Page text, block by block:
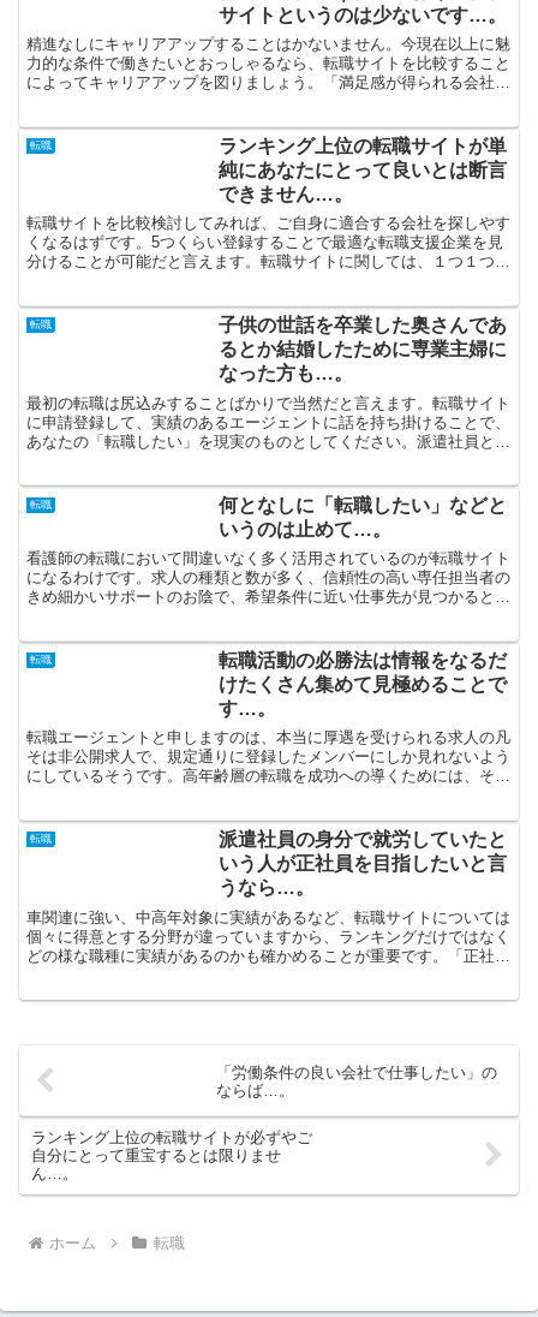
サイトというのは少ないです…。
精進なしにキャリアアップすることはかないません。今現在以上に魅
力的な条件で働きたいとおっしゃるなら、転職サイトを比較すること
によってキャリアアップを図りましょう。「満足感が得られる会社で
転職
ランキング上位の転職サイトが単
純にあなたにとって良いとは断言
できません…。
転職サイトを比較検討してみれば、ご自身に適合する会社を探しやす
くなるはずです。5つくらい登録することで最適な転職支援企業を見
分けることが可能だと言えます。転職サイトに関しては、１つ１つ得
転職
子供の世話を卒業した奥さんであ
るとか結婚したために専業主婦に
なった方も…。
最初の転職は尻込みすることばかりで当然だと言えます。転職サイト
に申請登録して、実績のあるエージェントに話を持ち掛けることで、
あなたの「転職したい」を現実のものとしてください。派遣社員とし
転職
何となしに「転職したい」などと
いうのは止めて…。
看護師の転職において間違いなく多く活用されているのが転職サイト
になるわけです。求人の種類と数が多く、信頼性の高い専任担当者の
きめ細かいサポートのお陰で、希望条件に近い仕事先が見つかると思
転職
転職活動の必勝法は情報をなるだ
けたくさん集めて見極めることで
す…。
転職エージェントと申しますのは、本当に厚遇を受けられる求人の凡
そは非公開求人で、規定通りに登録したメンバーにしか見れないよう
にしているそうです。高年齢層の転職を成功への導くためには、その
転職
派遣社員の身分で就労していたと
いう人が正社員を目指したいと言
うなら…。
車関連に強い、中高年対象に実績があるなど、転職サイトについては
個々に得意とする分野が違っていますから、ランキングだけではなく
どの様な職種に実績があるのかも確かめることが重要です。「正社員
「労働条件の良い会社で仕事したい」の
ならば…。
ランキング上位の転職サイトが必ずやご
自分にとって重宝するとは限りませ
ん…。
ホーム 転職